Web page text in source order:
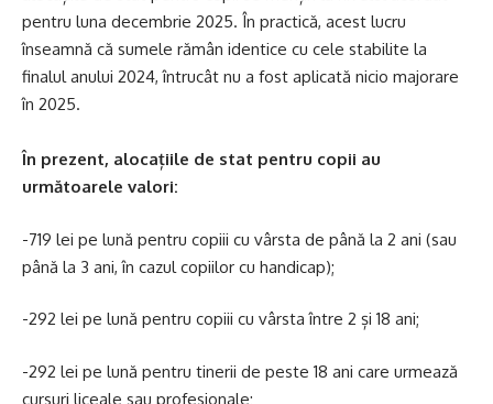
pentru luna decembrie 2025. În practică, acest lucru
înseamnă că sumele rămân identice cu cele stabilite la
finalul anului 2024, întrucât nu a fost aplicată nicio majorare
în 2025.
În prezent, alocațiile de stat pentru copii au
următoarele valori:
-719 lei pe lună pentru copiii cu vârsta de până la 2 ani (sau
până la 3 ani, în cazul copiilor cu handicap);
-292 lei pe lună pentru copiii cu vârsta între 2 și 18 ani;
-292 lei pe lună pentru tinerii de peste 18 ani care urmează
cursuri liceale sau profesionale;